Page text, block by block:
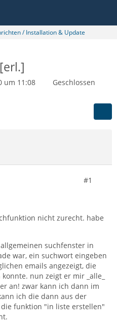
/ Installation & Update
um 11:08
Geschlossen
#1
nicht zurecht. habe
suchfenster in
war, ein suchwort eingeben
emails angezeigt, die
nun zeigt er mir _alle_
an! zwar kann ich dann im
ich die dann aus der
funktion "in liste erstellen"